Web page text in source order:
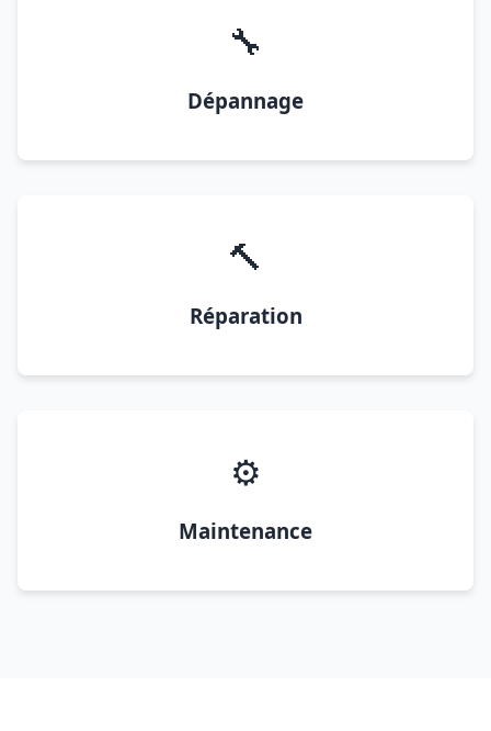
🔧
Dépannage
🔨
Réparation
⚙️
Maintenance